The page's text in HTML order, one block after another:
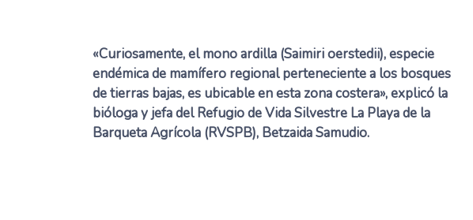
«Curiosamente, el mono ardilla (Saimiri oerstedii), especie
endémica de mamífero regional perteneciente a los bosques
de tierras bajas, es ubicable en esta zona costera», explicó la
bióloga y jefa del Refugio de Vida Silvestre La Playa de la
Barqueta Agrícola (RVSPB), Betzaida Samudio.